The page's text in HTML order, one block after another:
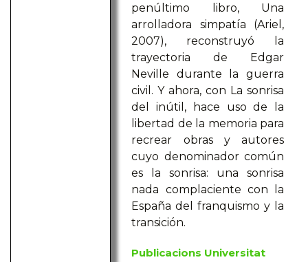
penúltimo libro, Una
arrolladora simpatía (Ariel,
2007), reconstruyó la
trayectoria de Edgar
Neville durante la guerra
civil. Y ahora, con La sonrisa
del inútil, hace uso de la
libertad de la memoria para
recrear obras y autores
cuyo denominador común
es la sonrisa: una sonrisa
nada complaciente con la
España del franquismo y la
transición.
Publicacions Universitat